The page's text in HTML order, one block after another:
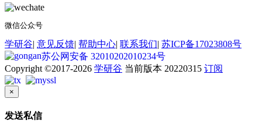
微信公众号
学研谷| 意见反馈| 帮助中心| 联系我们| 苏ICP备17023808号
苏公网安备 32010202010234号
Copyright ©2017-2026 学研谷 当前版本 20220315 订阅
×
发送私信